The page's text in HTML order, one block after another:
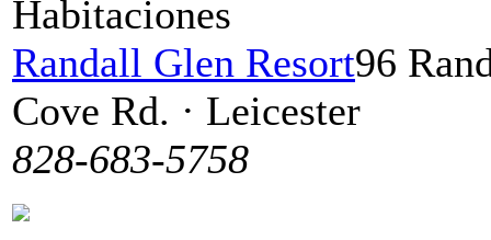
Habitaciones
Randall Glen Resort96
Cove Rd. · Leicester
828-683-5758